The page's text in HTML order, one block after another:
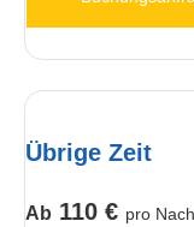
Übrige Zeit
Ab 110 € pro